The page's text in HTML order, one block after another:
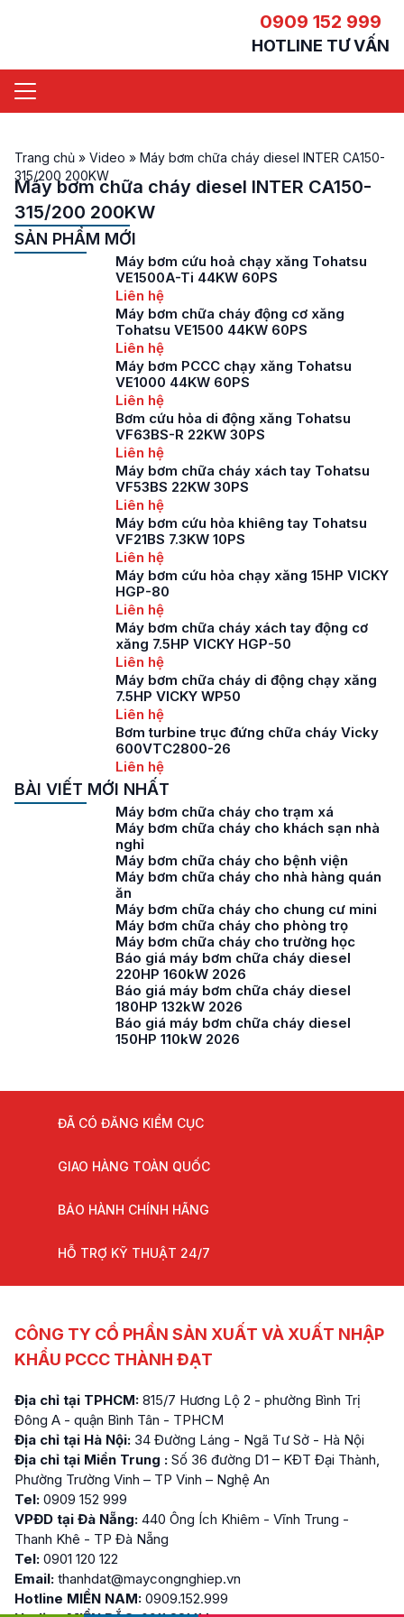
0909 152 999
HOTLINE TƯ VẤN
Trang chủ » Video » Máy bơm chữa cháy diesel INTER CA150-
315/200 200KW
Máy bơm chữa cháy diesel INTER CA150-
315/200 200KW
SẢN PHẨM MỚI
Máy bơm cứu hoả chạy xăng Tohatsu
VE1500A-Ti 44KW 60PS
Liên hệ
Máy bơm chữa cháy động cơ xăng
Tohatsu VE1500 44KW 60PS
Liên hệ
Máy bơm PCCC chạy xăng Tohatsu
VE1000 44KW 60PS
Liên hệ
Bơm cứu hỏa di động xăng Tohatsu
VF63BS-R 22KW 30PS
Liên hệ
Máy bơm chữa cháy xách tay Tohatsu
VF53BS 22KW 30PS
Liên hệ
Máy bơm cứu hỏa khiêng tay Tohatsu
VF21BS 7.3KW 10PS
Liên hệ
Máy bơm cứu hỏa chạy xăng 15HP VICKY
HGP-80
Liên hệ
Máy bơm chữa cháy xách tay động cơ
xăng 7.5HP VICKY HGP-50
Liên hệ
Máy bơm chữa cháy di động chạy xăng
7.5HP VICKY WP50
Liên hệ
Bơm turbine trục đứng chữa cháy Vicky
600VTC2800-26
Liên hệ
BÀI VIẾT MỚI NHẤT
Máy bơm chữa cháy cho trạm xá
Máy bơm chữa cháy cho khách sạn nhà
nghỉ
Máy bơm chữa cháy cho bệnh viện
Máy bơm chữa cháy cho nhà hàng quán
ăn
Máy bơm chữa cháy cho chung cư mini
Máy bơm chữa cháy cho phòng trọ
Máy bơm chữa cháy cho trường học
Báo giá máy bơm chữa cháy diesel
220HP 160kW 2026
Báo giá máy bơm chữa cháy diesel
180HP 132kW 2026
Báo giá máy bơm chữa cháy diesel
150HP 110kW 2026
ĐÃ CÓ ĐĂNG KIỂM CỤC
GIAO HÀNG TOÀN QUỐC
BẢO HÀNH CHÍNH HÃNG
HỖ TRỢ KỸ THUẬT 24/7
CÔNG TY CỔ PHẦN SẢN XUẤT VÀ XUẤT NHẬP
KHẨU PCCC THÀNH ĐẠT
Địa chỉ tại TPHCM: 815/7 Hương Lộ 2 - phường Bình Trị
Đông A - quận Bình Tân - TPHCM
Địa chỉ tại Hà Nội: 34 Đường Láng - Ngã Tư Sở - Hà Nội
Địa chỉ tại Miền Trung : Số 36 đường D1 – KĐT Đại Thành,
Phường Trường Vinh – TP Vinh – Nghệ An
Tel: 0909 152 999
VPĐD tại Đà Nẵng: 440 Ông Ích Khiêm - Vĩnh Trung -
Thanh Khê - TP Đà Nẵng
Tel: 0901 120 122
Email: thanhdat@maycongnghiep.vn
Hotline MIỀN NAM: 0909.152.999